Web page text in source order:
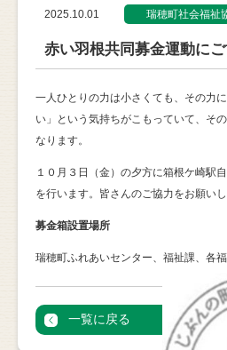
2025.10.01 瑞穂町社会福祉
赤い羽根共同募金運動に
一人ひとりの力は小さくても、その力
い」という気持ちがこもっていて、そ
なります。
１０月３日（金）の夕方に箱根ケ崎駅
を行います。皆さんのご協力をお願いし
募金箱設置場所
瑞穂町ふれあいセンター、福祉課、各
一覧に戻る